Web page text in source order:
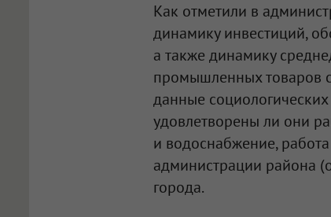
Как отметили в
динамику инвестиций,
а также динамику
промышленных товаров
данные
удовлетворены ли они
и водоснабжение,
администрации района
города.